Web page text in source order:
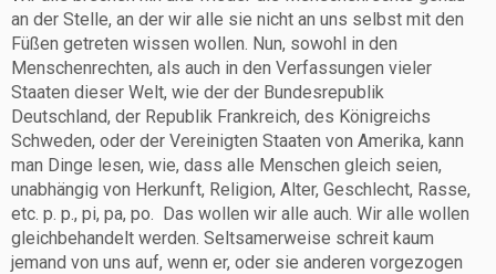
an der Stelle, an der wir alle sie nicht an uns selbst mit den
Füßen getreten wissen wollen. Nun, sowohl in den
Menschenrechten, als auch in den Verfassungen vieler
Staaten dieser Welt, wie der der Bundesrepublik
Deutschland, der Republik Frankreich, des Königreichs
Schweden, oder der Vereinigten Staaten von Amerika, kann
man Dinge lesen, wie, dass alle Menschen gleich seien,
unabhängig von Herkunft, Religion, Alter, Geschlecht, Rasse,
etc. p. p., pi, pa, po. Das wollen wir alle auch. Wir alle wollen
gleichbehandelt werden. Seltsamerweise schreit kaum
jemand von uns auf, wenn er, oder sie anderen vorgezogen